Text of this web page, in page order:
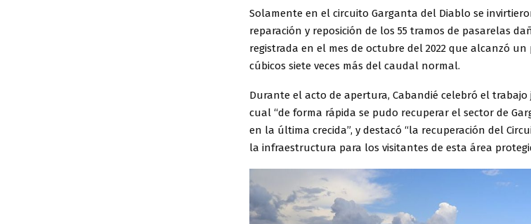
Solamente en el circuito Garganta del Diablo se
reparación y reposición de los 55 tramos de pasarelas
registrada en el mes de octubre del 2022 que alcanzó un
cúbicos siete veces más del caudal normal.
Durante el acto de apertura, Cabandié celebró el
cual “de forma rápida se pudo recuperar el sector de
en la última crecida”, y destacó “la recuperación del
la infraestructura para los visitantes de esta área